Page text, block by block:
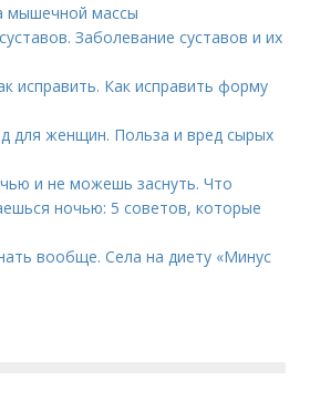
мышечной массы
Заболевание суставов и их
исправить. Как исправить форму
для женщин. Польза и вред сырых
и не можешь заснуть. Что
ночью: 5 советов, которые
вообще. Села на диету «Минус